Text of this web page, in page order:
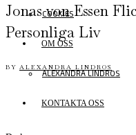
COOKIES
OM OSS
ALEXANDRA LINDROS
KONTAKTA OSS
Jonas von Essen
Personliga Liv
BY ALEXANDRA LINDROS